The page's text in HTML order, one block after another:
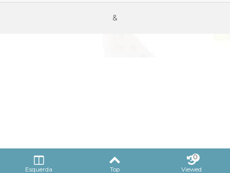
&
Esquerda Top Viewed
0